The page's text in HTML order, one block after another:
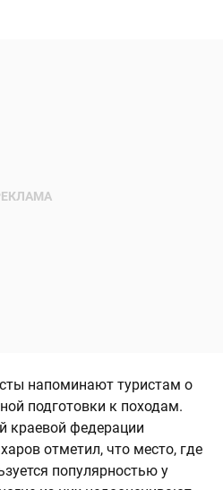
напоминают туристам о
подготовки к походам.
краевой федерации
отметил, что место, где
популярностью у